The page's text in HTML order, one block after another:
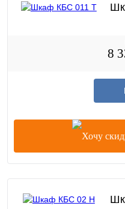
8